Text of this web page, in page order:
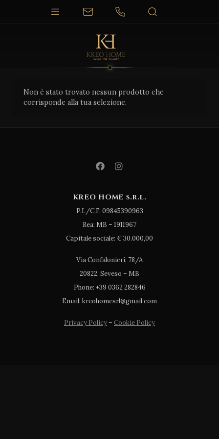
Non è stato trovato nessun prodotto che
corrisponde alla tua selezione.
KREO HOME s.r.l.
P.I./C.F. 09845390963
Rea: MB – 1911967
Capitale sociale: € 30.000,00
Via Confalonieri, 78/A
20822, Seveso – MB
Phone: +39 0362 282846
Email: kreohomesrl@gmail.com
Privacy Policy– Cookie Policy